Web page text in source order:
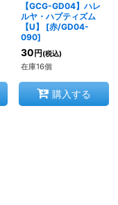
【GCG-GD04】ハレ
ルヤ・ハプティズム
【U】
[赤/GD04-
090]
30 円 (税込)
在庫16個
購入する